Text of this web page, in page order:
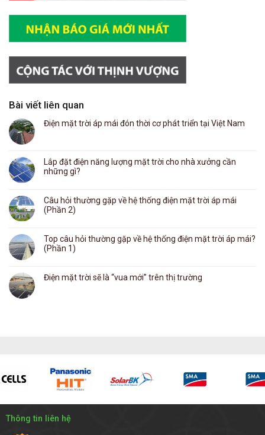
Bài viết liên quan
Điện mặt trời áp mái đón thời cơ phát triển tại Việt Nam
Lắp đặt điện năng lượng mặt trời cho nhà xưởng cần
những gì?
Câu hỏi thường gặp về hệ thống điện mặt trời áp mái
(Phần 2)
Top câu hỏi thường gặp về hệ thống điện mặt trời áp mái?
(Phần 1)
Điện mặt trời sẽ là “vua mới” trên thị trường
Thông tin liên hệ